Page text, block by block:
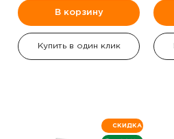
В корзину
Купить в один клик
СКИДКА